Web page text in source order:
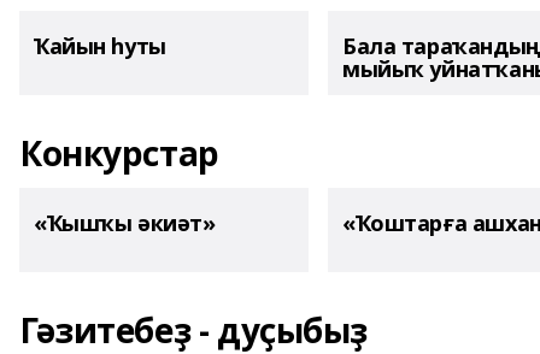
Ҡайын һуты Бала тараҡандың
мыйыҡ
Конкурстар
«Ҡышҡы әкиәт» «Ҡоштарға
Гәзитебеҙ - дуҫыбыҙ